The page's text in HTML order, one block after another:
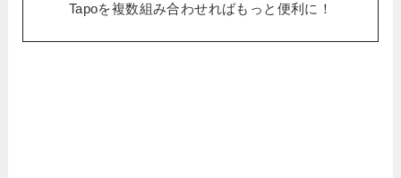
Tapoを複数組み合わせればもっと便利に！